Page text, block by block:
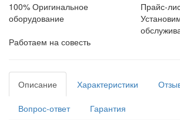
100% Оригинальное
оборудование
Прайс-
Работаем на совесть
Описание Характеристики
Вопрос-ответ
Гарантия